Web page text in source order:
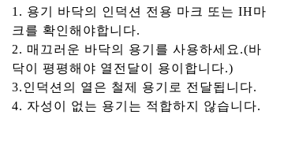
1. 용기 바닥의 인덕션 전용 마크 또는 IH마
크를 확인해야합니다.
2. 매끄러운 바닥의 용기를 사용하세요.(바
닥이 평평해야 열전달이 용이합니다.)
3.인덕션의 열은 철제 용기로 전달됩니다.
4. 자성이 없는 용기는 적합하지 않습니다.